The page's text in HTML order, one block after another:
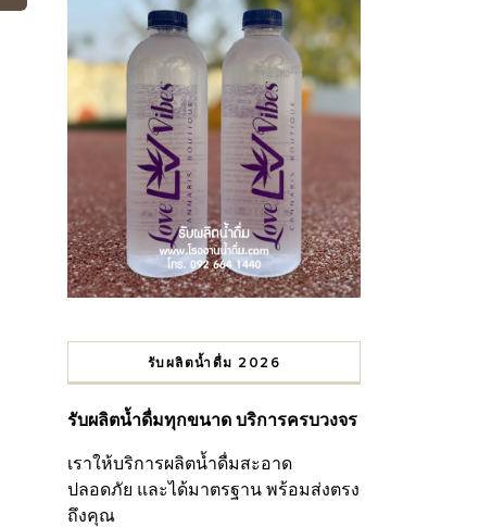
รับผลิตน้ำดื่ม 2026
รับผลิตน้ำดื่มทุกขนาด บริการครบวงจร
เราให้บริการผลิตน้ำดื่มสะอาด
ปลอดภัย และได้มาตรฐาน พร้อมส่งตรง
ถึงคุณ